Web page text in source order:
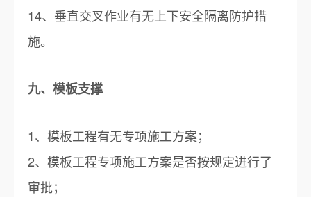
14、垂直交叉作业有无上下安全隔离防护措
施。
九、模板支撑
1、模板工程有无专项施工方案；
2、模板工程专项施工方案是否按规定进行了
审批；